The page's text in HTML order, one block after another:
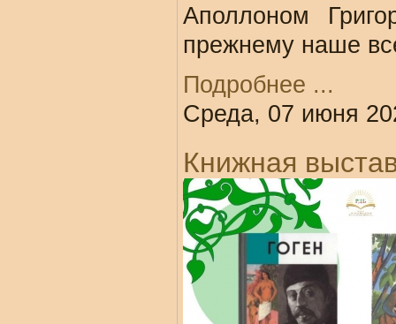
Аполлоном
прежнему наше
Подробнее ...
Среда, 07 июня
Книжная